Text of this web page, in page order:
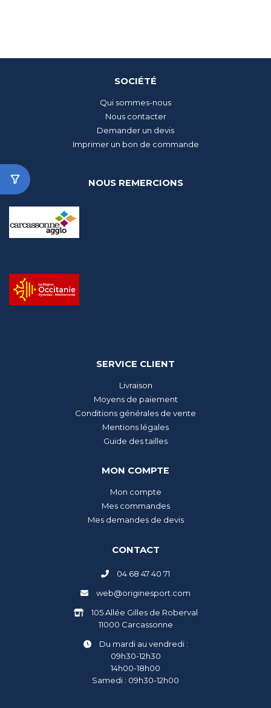
SOCIÉTÉ
Qui sommes-nous
Nous contacter
Demander un devis
Imprimer un bon de commande
NOUS REMERCIONS
SERVICE CLIENT
Livraison
Moyens de paiement
Conditions générales de vente
Mentions légales
Guide des tailles
MON COMPTE
Mon compte
Mes commandes
Mes demandes de devis
CONTACT
04 68 47 40 71
web@originesport.com
105 Allée Gilles de Roberval
11000 Carcassonne
Du mardi au vendredi :
09h30-12h30
14h00-18h00
Samedi : 09h30-12h00